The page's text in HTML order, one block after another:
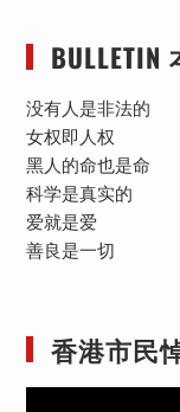
BULLETIN
没有人是非法的
女权即人权
黑人的命也是命
科学是真实的
爱就是爱
善良是一切
香港市民